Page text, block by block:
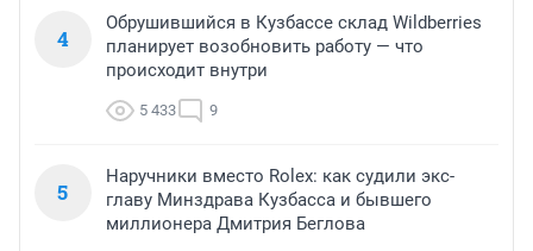
4
Обрушившийся в Кузбассе склад Wildberries
планирует возобновить работу — что
происходит внутри
5 433 9
5
Наручники вместо Rolex: как судили экс-
главу Минздрава Кузбасса и бывшего
миллионера Дмитрия Беглова